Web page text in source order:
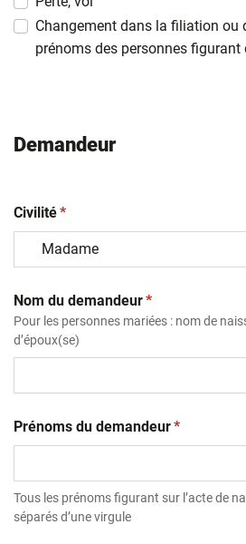
AAAA
Changement dans la filiation ou
prénoms des personnes
Demandeur
Civilité(obligatoire)
*
Nom du demandeur(obligatoire)
*
Pour les personnes mariées : nom de
d’époux(se)
Prénoms du demandeur(obligatoire)
*
Tous les prénoms figurant sur l’acte de
séparés d’une virgule